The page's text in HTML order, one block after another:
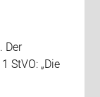
Der
StVO: „Die